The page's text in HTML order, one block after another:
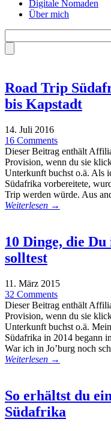
Digitale Nomaden
Über mich
Road Trip
bis Kapstadt
14. Juli 2016
16 Comments
Dieser Beitrag enthält
Provision, wenn du sie
Unterkunft buchst o.ä. Als
Südafrika vorbereitete,
Trip werden würde. Aus
Weiterlesen →
10 Dinge, die
solltest
11. März 2015
32 Comments
Dieser Beitrag enthält
Provision, wenn du sie
Unterkunft buchst o.ä.
Südafrika in 2014 begann
War ich in Jo’burg noch
Weiterlesen →
So erhältst du
Südafrika